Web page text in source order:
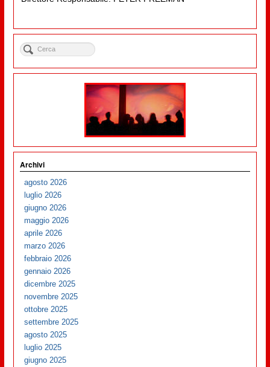
Archivi
agosto 2026
luglio 2026
giugno 2026
maggio 2026
aprile 2026
marzo 2026
febbraio 2026
gennaio 2026
dicembre 2025
novembre 2025
ottobre 2025
settembre 2025
agosto 2025
luglio 2025
giugno 2025